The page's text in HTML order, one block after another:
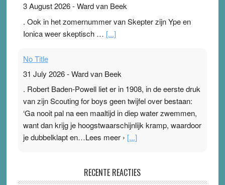
3 August 2026-Ward van Beek
. Ook in het zomernummer van Skepter zijn Ype en
Ionica weer skeptisch … [...]
No Title
31 July 2026-Ward van Beek
. Robert Baden-Powell liet er in 1908, in de eerste druk
van zijn Scouting for boys geen twijfel over bestaan:
‘Ga nooit pal na een maaltijd in diep water zwemmen,
want dan krijg je hoogstwaarschijnlijk kramp, waardoor
je dubbelklapt en…Lees meer › [...]
Ward van Beek
RECENTE REACTIES